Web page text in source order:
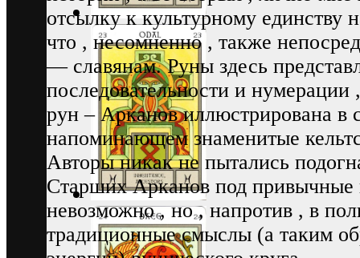
отсылку к культурному единству
что , несомненно , также
— славянам. Руны здесь
последовательности и
рун – Арканов иллюстрирована в
напоминающем знаменитые
Авторы никак не пытались
Старших Арканов под
невозможно , но , напротив , в
традиционные смыслы (а таким